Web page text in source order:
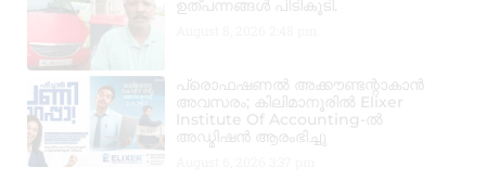
ഉത്പന്നങ്ങൾ പിടികൂടി.
പ്രൊഫഷണൽ അക്കൗണ്ടന്റാകാൻ
അവസരം; കിലിമാനൂരിൽ Elixer
Institute Of Accounting-ൽ
അഡ്മിഷൻ ആരംഭിച്ചു